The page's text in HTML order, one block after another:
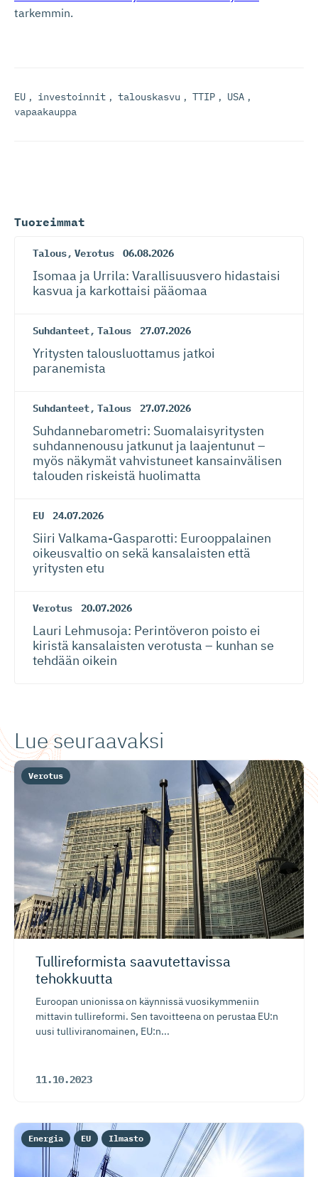
tarkemmin.
EU , investoinnit , talouskasvu , TTIP , USA ,
vapaakauppa
Tuoreimmat
Talous, Verotus 06.08.2026
Isomaa ja Urrila: Varallisuusvero hidastaisi
kasvua ja karkottaisi pääomaa
Suhdanteet, Talous 27.07.2026
Yritysten talousluottamus jatkoi
paranemista
Suhdanteet, Talous 27.07.2026
Suhdanneba­ro­metri: Suomalaisy­ri­tysten
suhdannenousu jatkunut ja laajentunut –
myös näkymät vahvistuneet kansainvälisen
talouden riskeistä huolimatta
EU 24.07.2026
Siiri Valkama-Gas­pa­rotti: Eurooppalainen
oikeusvaltio on sekä kansalaisten että
yritysten etu
Verotus 20.07.2026
Lauri Lehmusoja: Perintöveron poisto ei
kiristä kansalaisten verotusta – kunhan se
tehdään oikein
Lue seuraavaksi
Tullireformista saavutettavissa
tehokkuutta
Euroopan unionissa on käynnissä vuosikymmeniin
mittavin tullireformi. Sen tavoitteena on perustaa EU:n
uusi tulliviranomainen, EU:n...
11.10.2023
Verotus
Energia EU Ilmasto